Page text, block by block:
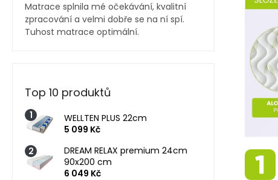
Matrace splnila mé očekávání, kvalitní
zpracování a velmi dobře se na ní spí.
Tuhost matrace optimální.
Top 10 produktů
WELLTEN PLUS 22cm
5 099 Kč
DREAM RELAX premium 24cm
90x200 cm
6 049 Kč